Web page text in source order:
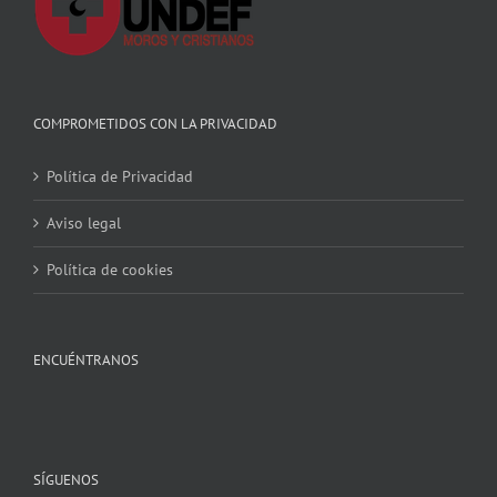
COMPROMETIDOS CON LA PRIVACIDAD
Política de Privacidad
Aviso legal
Política de cookies
ENCUÉNTRANOS
SÍGUENOS